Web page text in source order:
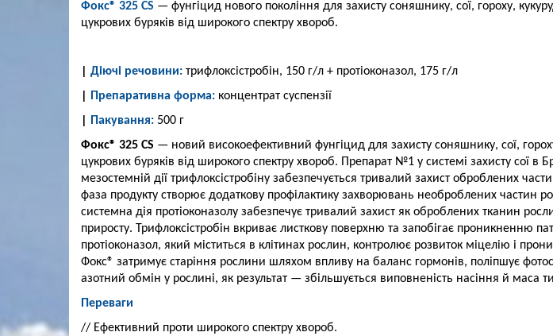
Фокс® 325 CS — фунгіцид нового покоління для захисту соняшнику, сої, гороху,
цукрових буряків від широкого спектру хвороб.
Діючі речовини: трифлоксістробін, 150 г/л + протіоконазол, 175 г/л
Препаративна форма: концентрат суспензії
Пакування: 500 г
Фокс® 325 CS — новий високоефективний фунгіцид для захисту соняшнику, сої,
цукрових буряків від широкого спектру хвороб. Препарат №1 у системі захисту сої в
мезостемній дії трифлоксістробіну забезпечується тривалий захист оброблених
фаза продукту створює додаткову профілактику захворювань необроблених частин
системна дія протіоконазолу забезпечує тривалий захист як оброблених тканин
приросту. Трифлоксістробін вкриває листкову поверхню та запобігає проникненню
протіоконазол, який міститься в клітинах рослин, контролює розвиток міцелію і
Фокс® затримує старіння рослини шляхом впливу на баланс гормонів, поліпшує
азотний обмін у рослині, як результат — збільшується виповненість насіння й маса
Переваги
// Ефективний проти широкого спектру хвороб.